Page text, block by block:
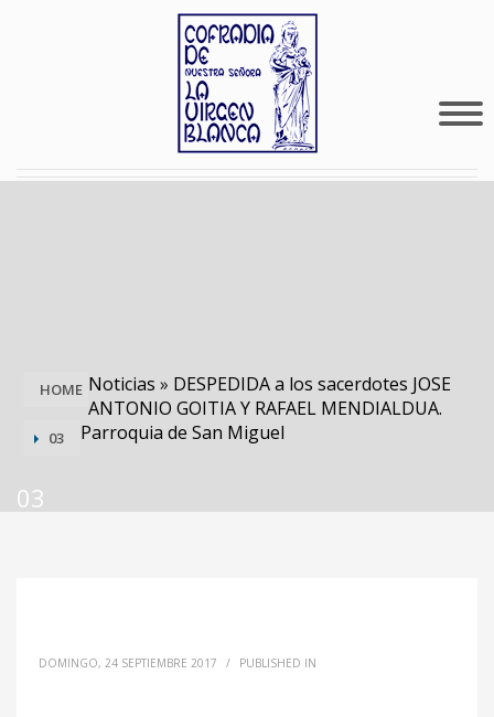
HOME Noticias » DESPEDIDA a los sacerdotes JOSE
ANTONIO GOITIA Y RAFAEL MENDIALDUA.
Parroquia de San Miguel
03
03
DOMINGO, 24 SEPTIEMBRE 2017 / PUBLISHED IN